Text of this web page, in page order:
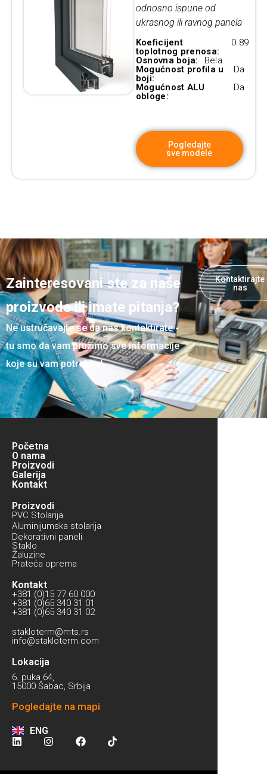
odnosno ispune od
ukrasnog ili ravnog panela
Koeficijent
toplotnog prenosa:
0.89
Osnovna boja:
Bela
Mogućnost profila u
boji:
Da
Mogućnost ALU
obloge:
Da
Pogledajte
sve modele
Zainteresovani ste za naše
proizvode ili imate pitanja?
Ne ustručavajte se da nas kontaktirate -
tu smo da vam pružimo sve informacije
koje su vam potrebne!
Kontaktirajte
nas
Početna
O nama
Proizvodi
Galerija
Kontakt
Proizvodi
PVC Stolarija
Aluminijumska stolarija
Dekorativni paneli
Staklo
Žaluzine
Prateća oprema
Kontakt
+381 (0)15 77 60 000
+381 (0)65 340 31 01
+381 (0)65 340 31 02
stakloterm@mts.rs
info@stakloterm.com
Lokacija
6. puka 64,
15000 Šabac, Srbija
Pogledajte na mapi
ENG